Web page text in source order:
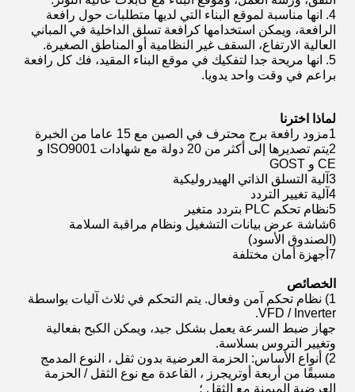
4. انها مناسبة لموقع البناء التي لديها متطلبات حول رافعة
الرافعة، ويمكن استخدامها كرافعة تسلق الداخلية في المباني
العالية الارتفاع، السقف غير النظامية أو المناطق الصغيرة.
5. انها مريحة جدا لتفكيك في موقع البناء المقيد، فك كل رافعة
براعم في وقت واحد يدويا.
لماذا اخترنا
1مزود رافعة برج محترف في الصين مع 15 عاما من الخبرة
2يتم تصديرها إلى أكثر من 20 دولة مع شهادات ISO9001 و
CE و GOST
3آلية التسلق الذاتي الهيدروليكية
4آلية تغيير التردد
5نظام تحكم PLC بتردد متغير
6شاشة عرض بيانات التشغيل ونظام مراقبة السلامة
(الصندوق الأسود)
7أجهزة أمان مختلفة
الخصائص
1) نظام تحكم آمن وفعال. يتم التحكم في ثلاث آليات بواسطة
VFD / Inverter.
جهاز ضبط السرعة يعمل بشكل جيد، ويمكن الكبح بفعالية
وتغيير التروس بسلاسة.
2) أنواع الأساس: الحزمة العرضية بدون ثقل ، النوع المدمج
مسبقًا من أربعة أوتريجرز ، القاعدة مع نوع الثقل / الحزمة
العرضية الميمنة مع الثقل ؛